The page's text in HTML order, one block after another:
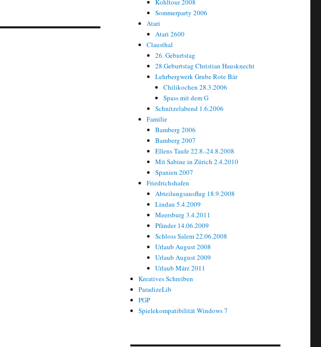
Kohltour 2008
Sommerparty 2006
Atari
Atari 2600
Clausthal
26. Geburtstag
28.Geburtstag Christian Hausknecht
Lehrbergwerk Grube Rote Bär
Chilikochen 28.3.2006
Spass mit dem G
Schnitzelabend 1.6.2006
Familie
Bamberg 2006
Bamberg 2007
Ellens Taufe 22.8.-24.8.2008
Mit Sabine in Zürich 2.4.2010
Spanien 2007
Friedrichshafen
Abteilungsausflug 18.9.2008
Lindau 5.4.2009
Meersburg 3.4.2011
Pfänder 14.06.2009
Schloss Salem 22.06.2008
Urlaub August 2008
Urlaub August 2009
Urlaub März 2011
Kreatives Schreiben
ParadizeLib
PGP
Spielekompatibilität Windows 7